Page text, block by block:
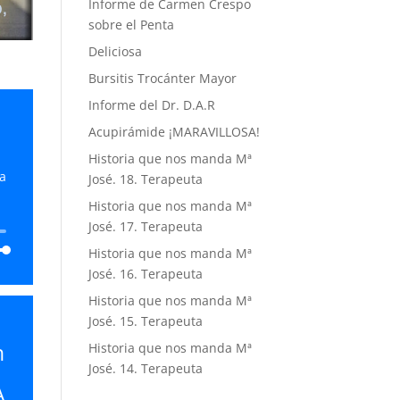
Informe de Carmen Crespo
sobre el Penta
Deliciosa
Bursitis Trocánter Mayor
Informe del Dr. D.A.R
Acupirámide ¡MARAVILLOSA!
Historia que nos manda Mª
José. 18. Terapeuta
Historia que nos manda Mª
José. 17. Terapeuta
Historia que nos manda Mª
José. 16. Terapeuta
Historia que nos manda Mª
José. 15. Terapeuta
Historia que nos manda Mª
José. 14. Terapeuta